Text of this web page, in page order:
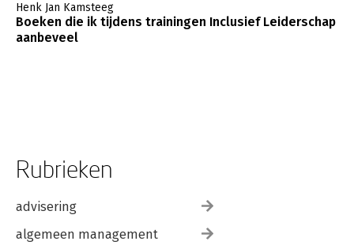
Henk Jan Kamsteeg
Boeken die ik tijdens trainingen Inclusief Leiderschap
aanbeveel
Rubrieken
advisering
algemeen management